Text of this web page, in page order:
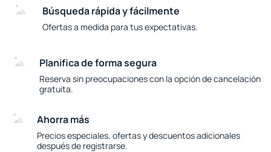
Búsqueda rápida y fácilmente
Ofertas a medida para tus expectativas.
Planifica de forma segura
Reserva sin preocupaciones con la opción de cancelación
gratuita.
Ahorra más
Precios especiales, ofertas y descuentos adicionales
después de registrarse.